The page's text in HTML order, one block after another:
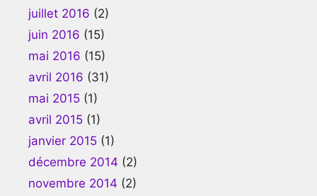
juillet 2016 (2)
juin 2016 (15)
mai 2016 (15)
avril 2016 (31)
mai 2015 (1)
avril 2015 (1)
janvier 2015 (1)
décembre 2014 (2)
novembre 2014 (2)